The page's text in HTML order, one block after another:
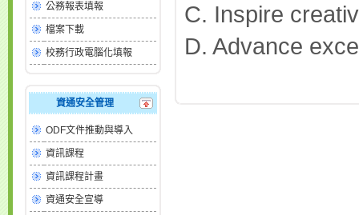
公務報表填報
檔案下載
校務行政電腦化填報
資通安全管理
ODF文件推動與導入
資訊課程
資訊課程計畫
資通安全宣導
C. Inspire
D. Advance